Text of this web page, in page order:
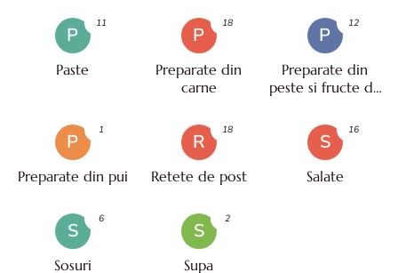
P
Paste
11
P
Preparate din
carne
18
P
Preparate din
peste si fructe de
12
P
Preparate din pui
1
R
Retete de post
18
S
Salate
16
S
Sosuri
6
S
Supa
2